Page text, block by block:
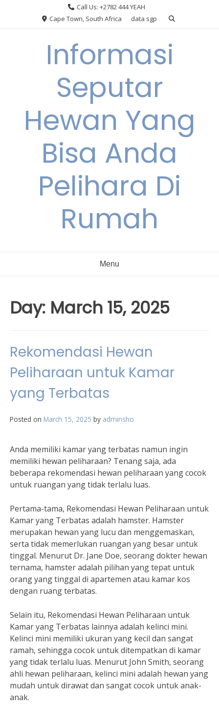
Call Us: +2782 444 YEAH
Cape Town, South Africa
data sgp
Informasi
Seputar
Hewan Yang
Bisa Anda
Pelihara Di
Rumah
Menu
Day: March 15, 2025
Rekomendasi Hewan
Peliharaan untuk Kamar
yang Terbatas
Posted on March 15, 2025 by adminsho
Anda memiliki kamar yang terbatas namun ingin
memiliki hewan peliharaan? Tenang saja, ada
beberapa rekomendasi hewan peliharaan yang cocok
untuk ruangan yang tidak terlalu luas.
Pertama-tama, Rekomendasi Hewan Peliharaan untuk
Kamar yang Terbatas adalah hamster. Hamster
merupakan hewan yang lucu dan menggemaskan,
serta tidak memerlukan ruangan yang besar untuk
tinggal. Menurut Dr. Jane Doe, seorang dokter hewan
ternama, hamster adalah pilihan yang tepat untuk
orang yang tinggal di apartemen atau kamar kos
dengan ruang terbatas.
Selain itu, Rekomendasi Hewan Peliharaan untuk
Kamar yang Terbatas lainnya adalah kelinci mini.
Kelinci mini memiliki ukuran yang kecil dan sangat
ramah, sehingga cocok untuk ditempatkan di kamar
yang tidak terlalu luas. Menurut John Smith, seorang
ahli hewan peliharaan, kelinci mini adalah hewan yang
mudah untuk dirawat dan sangat cocok untuk anak-
anak.